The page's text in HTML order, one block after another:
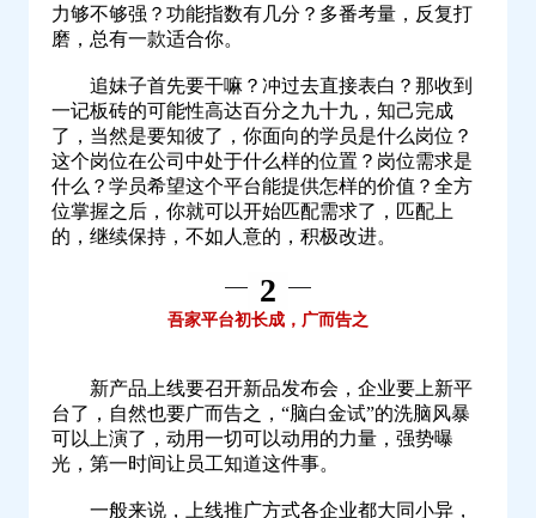
力够不够强？功能指数有几分？多番考量，反复打
磨，总有一款适合你。
追妹子首先要干嘛？冲过去直接表白？那收到
一记板砖的可能性高达百分之九十九，知己完成
了，当然是要知彼了，你面向的学员是什么岗位？
这个岗位在公司中处于什么样的位置？岗位需求是
什么？学员希望这个平台能提供怎样的价值？全方
位掌握之后，你就可以开始匹配需求了，匹配上
的，继续保持，不如人意的，积极改进。
2
吾家平台初长成，广而告之
新产品上线要召开新品发布会，企业要上新平
台了，自然也要广而告之，“脑白金试”的洗脑风暴
可以上演了，动用一切可以动用的力量，强势曝
光，第一时间让员工知道这件事。
一般来说，上线推广方式各企业都大同小异，